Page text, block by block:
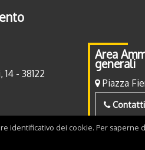
- 38122
Area
generali
Piazza
Contatti
identificativo dei cookie. Per saperne